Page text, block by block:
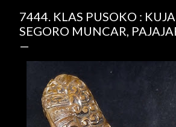
7444. KLAS PUSOKO :
SEGORO MUNCAR,